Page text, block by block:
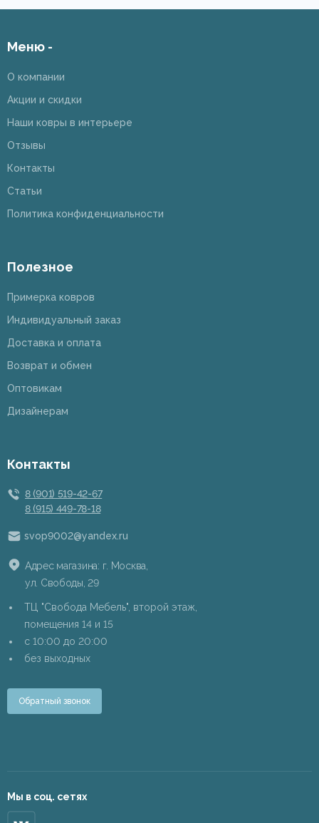
Меню -
О компании
Акции и скидки
Наши ковры в интерьере
Отзывы
Контакты
Статьи
Политика конфиденциальности
Полезное
Примерка ковров
Индивидуальный заказ
Доставка и оплата
Возврат и обмен
Оптовикам
Дизайнерам
Контакты
8 (901) 519-42-67
8 (915) 449-78-18
svop9002@yandex.ru
Адрес магазина: г. Москва,
ул. Свободы, 29
ТЦ "Свобода Мебель", второй этаж,
помещения 14 и 15
c 10:00 до 20:00
без выходных
Обратный звонок
Мы в соц. сетях